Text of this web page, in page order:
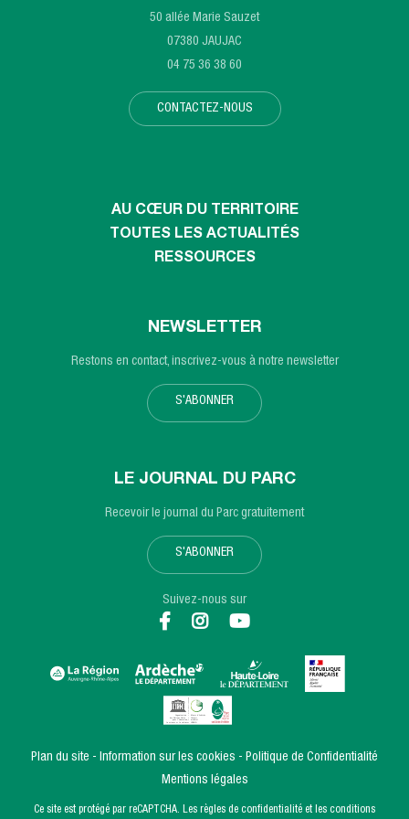
50 allée Marie Sauzet
07380 JAUJAC
04 75 36 38 60
CONTACTEZ-NOUS
AU CŒUR DU TERRITOIRE
TOUTES LES ACTUALITÉS
RESSOURCES
NEWSLETTER
Restons en contact, inscrivez-vous à notre newsletter
S'ABONNER
LE JOURNAL DU PARC
Recevoir le journal du Parc gratuitement
S'ABONNER
Suivez-nous sur
Plan du site Information sur les cookies
Politique de Confidentialité
Mentions légales
Ce site est protégé par reCAPTCHA. Les règles de confidentialité et les conditions